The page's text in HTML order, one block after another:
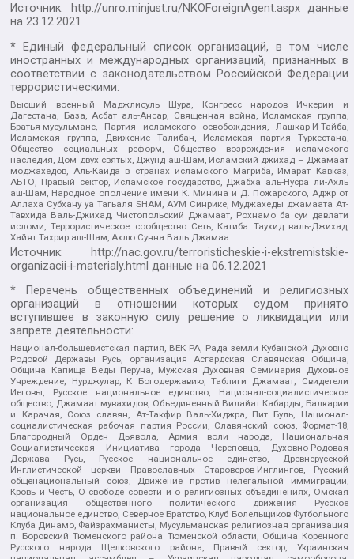
Источник: http://unro.minjust.ru/NKOForeignAgent.aspxданные
на23.12.2021
* Единый федеральный список организаций, в том числе
иностранных и международных организаций, признанных в
соответствии с законодательством Российской Федерации
террористическими:
Высший военный Маджлисуль Шура, Конгресс народов Ичкерии и
Дагестана, База, Асбат аль-Ансар, Священная война, Исламская группа,
Братья-мусульмане, Партия исламского освобождения, Лашкар-И-Тайба,
Исламская группа, Движение Талибан, Исламская партия Туркестана,
Общество социальных реформ, Общество возрождения исламского
наследия, Дом двух святых, Джунд аш-Шам, Исламский джихад – Джамаат
моджахедов, Аль-Каида в странах исламского Магриба, Имарат Кавказ,
АБТО, Правый сектор, Исламское государство, Джабха аль-Нусра ли-Ахль
аш-Шам, Народное ополчение имени К. Минина и Д. Пожарского, Аджр от
Аллаха Субхану уа Тагьаля SHAM, АУМ Синрике, Муджахеды джамаата Ат-
Тавхида Валь-Джихад, Чистопольский Джамаат, Рохнамо ба суи давлати
исломи, Террористическое сообщество Сеть, Катиба Таухид валь-Джихад,
Хайят Тахрир аш-Шам, Ахлю Сунна Валь Джамаа
Источник:
http://nac.gov.ru/terroristicheskie-i-ekstremistskie-
organizacii-i-materialy.html данные на06.12.2021
* Перечень общественных объединений и религиозных
организаций в отношении которых судом принято
вступившее в законную силу решение о ликвидации или
запрете деятельности:
Национал-большевистская партия, ВЕК РА, Рада земли Кубанской Духовно
Родовой Державы Русь, организация Асгардская Славянская Община,
Община Капища Веды Перуна, Мужская Духовная Семинария Духовное
Учреждение, Нурджулар, К Богодержавию, Таблиги Джамаат, Свидетели
Иеговы, Русское национальное единство, Национал-социалистическое
общество, Джамаат мувахидов, Объединенный Вилайат Кабарды, Балкарии
и Карачая, Союз славян, Ат-Такфир Валь-Хиджра, Пит Буль, Национал-
социалистическая рабочая партия России, Славянский союз, Формат-18,
Благородный Орден Дьявола, Армия воли народа, Национальная
Социалистическая Инициатива города Череповца, Духовно-Родовая
Держава Русь, Русское национальное единство, Древнерусской
Инглистической церкви Православных Староверов-Инглингов, Русский
общенациональный союз, Движение против нелегальной иммиграции,
Кровь и Честь, О свободе совести и о религиозных объединениях, Омская
организация общественного политического движения Русское
национальное единство, Северное Братство, Клуб Болельщиков Футбольного
Клуба Динамо, Файзрахманисты, Мусульманская религиозная организация
п. Боровский Тюменского района Тюменской области, Община Коренного
Русского народа Щелковского района, Правый сектор, Украинская